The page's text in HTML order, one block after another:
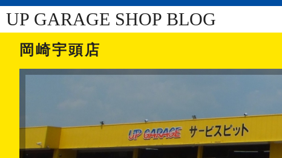
UP GARAGE SHOP BLOG
岡崎宇頭店